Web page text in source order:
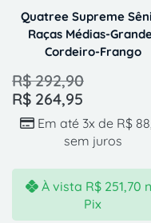
Quatree Supreme
Raças Médias-
Cordeiro-Frango
R$292,90
R$ 264,95
Em até 3x de R$
sem juros
À vista R$ 251,70
Pix